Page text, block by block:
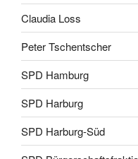
Claudia Loss
Peter Tschentscher
SPD Hamburg
SPD Harburg
SPD Harburg-Süd